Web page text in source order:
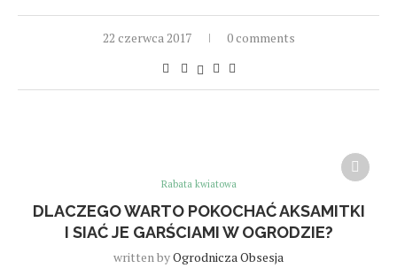
22 czerwca 2017 0 comments
Rabata kwiatowa
DLACZEGO WARTO POKOCHAĆ AKSAMITKI
I SIAĆ JE GARŚCIAMI W OGRODZIE?
written byOgrodnicza Obsesja